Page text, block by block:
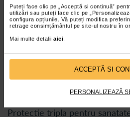
Puteți face clic pe „Acceptă si continuă”
utilizări sau puteți face clic pe
configura opțiunile. Vă puteți modifica
retrage consimțământul pe site-ul nostru în
Mai multe detalii aici.
ACCEPTĂ SI
PERSONALIZEAZĂ
Materiale elastice pentru potrivire
Unica folosinta
Marimea L (Large)
Corespunde dimensiunilor de talie: 100-
Ambalaj individual: 30
Protectie tripla pentru